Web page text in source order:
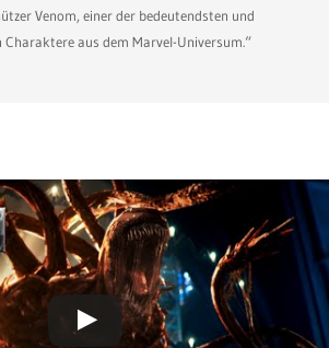
Venom, einer der bedeutendsten und
Charaktere aus dem Marvel-Universum.“